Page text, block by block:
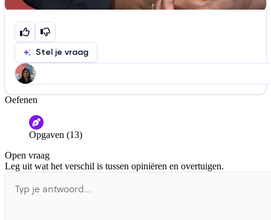
Stel je vraag
Help ons de video te verbeteren
De audio is slecht
Informatie is onjuist
De docent is te langdradig
Oefenen
Opgaven (13)
Open vraag
Leg uit wat het verschil is tussen opiniëren en overtuigen.